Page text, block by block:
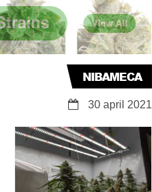
NIBAMECA
30 april 2021